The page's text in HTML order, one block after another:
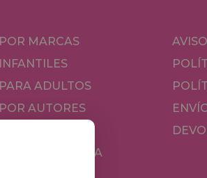
POR MARCAS
INFANTILES
PARA ADULTOS
POR AUTORES
JUEGOS DE MESA